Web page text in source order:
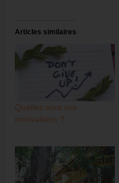
Articles similaires
Quelles sont vos
motivations ?